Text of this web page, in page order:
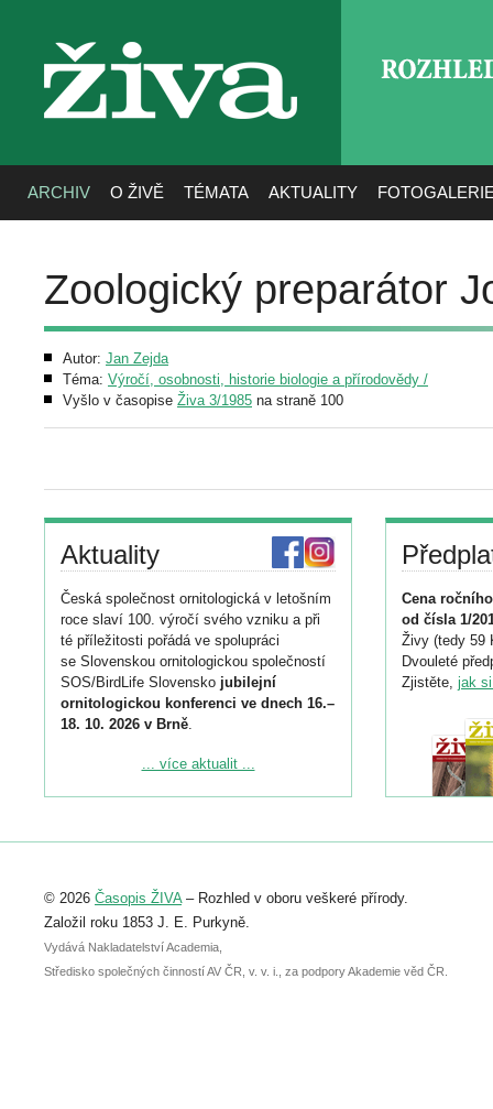
živa
ARCHIV O ŽIVĚ TÉMATA AKTUALITY
Zoologický preparátor
Autor: Jan Zejda
Téma: Výročí, osobnosti, historie biologie a přírodovědy /
Vyšlo v časopise Živa 3/1985 na straně 100
Aktuality
Česká společnost ornitologická v letošním
roce slaví 100. výročí svého vzniku a při
té příležitosti pořádá ve spolupráci
se Slovenskou ornitologickou společností
SOS/BirdLife Slovensko jubilejní
ornitologickou konferenci ve dnech 16.–
18. 10. 2026 v Brně.
Podrobnější informace ke konferenci
Registrovat se můžete do 6. září.
abstraktu přihlášené přednášky nebo
posteru je už 30. června.
... více aktualit ...
Cena
od čísla 1/
Živy (tedy 59
Dvouleté
Zjistěte, jak
© 2026 Časopis ŽIVA– Rozhled v oboru veškeré přírody.
Založil roku 1853 J. E. Purkyně.
Vydává Nakladatelství Academia,
Středisko společných činností AV ČR, v. v. i., za podpory Akademie věd ČR.